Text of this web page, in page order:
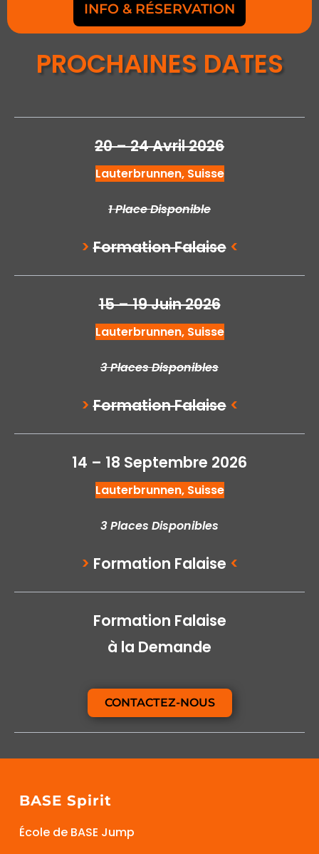
INFO & RÉSERVATION
PROCHAINES DATES
20 – 24 Avril 2026
Lauterbrunnen, Suisse
1 Place Disponible
> Formation Falaise <
15 – 19 Juin 2026
Lauterbrunnen, Suisse
3 Places Disponibles
> Formation Falaise <
14 – 18 Septembre 2026
Lauterbrunnen, Suisse
3 Places Disponibles
> Formation Falaise <
Formation Falaise
à la Demande
CONTACTEZ-NOUS
BASE Spirit
École de BASE Jump